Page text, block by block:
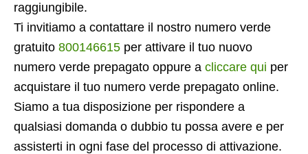
raggiungibile.
Ti invitiamo a contattare il nostro numero verde
gratuito 800146615 per attivare il tuo nuovo
numero verde prepagato oppure a cliccare qui per
acquistare il tuo numero verde prepagato online.
Siamo a tua disposizione per rispondere a
qualsiasi domanda o dubbio tu possa avere e per
assisterti in ogni fase del processo di attivazione.